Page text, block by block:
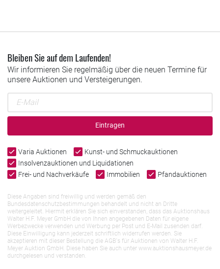
Bleiben Sie auf dem Laufenden!
Wir informieren Sie regelmäßig über die neuen Termine für
unsere Auktionen und Versteigerungen.
Eintragen
Varia Auktionen
Kunst- und Schmuckauktionen
Insolvenzauktionen und Liquidationen
Frei- und Nachverkäufe
Immobilien Pfandauktionen
Diese Angaben sind freiwillig und werden gemäß den
Bundesdatenschutzbestimmungen behandelt und nicht an Dritte
weitergeleitet. Hiermit erklären Sie sich einverstanden, dass das Auktionshaus
Walter H.F. Meyer GmbH die von Ihnen angegebenen Daten für eigene
Werbezwecke verwenden und Werbung per Post und E-Mail zusenden darf.
Diese Einwilligung kann jederzeit schriftlich widerrufen werden. Sie
akzeptieren mit dieser Bestellung die AGB`s für Auktionen von Walter H.F.
Meyer Auktion GmbH. Diese haben Sie auch unter www.auktionshausmeyer.de
durchgelesen und verstanden.